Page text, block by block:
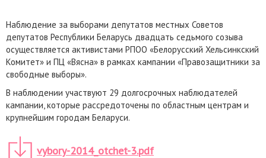
Наблюдение за выборами депутатов местных Советов
депутатов Республики Беларусь двадцать седьмого созыва
осуществляется активистами РПОО «Белорусский Хельсинкский
Комитет» и ПЦ «Вясна» в рамках кампании «Правозащитники за
свободные выборы».
В наблюдении участвуют 29 долгосрочных наблюдателей
кампании, которые рассредоточены по областным центрам и
крупнейшим городам Беларуси.
vybory-2014_otchet-3.pdf